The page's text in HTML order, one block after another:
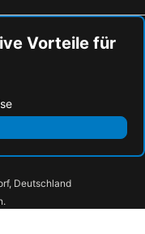
Vorteile für
Deutschland